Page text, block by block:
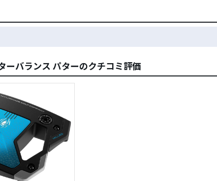
ーバランス パターのクチコミ評価